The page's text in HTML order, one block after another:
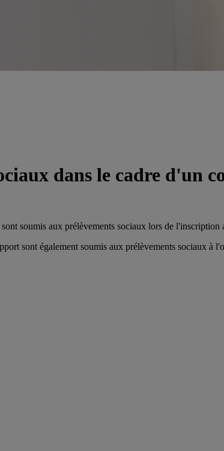
dans le cadre d'un
soumis aux prélèvements sociaux lors de l'inscription
sont également soumis aux prélèvements sociaux à